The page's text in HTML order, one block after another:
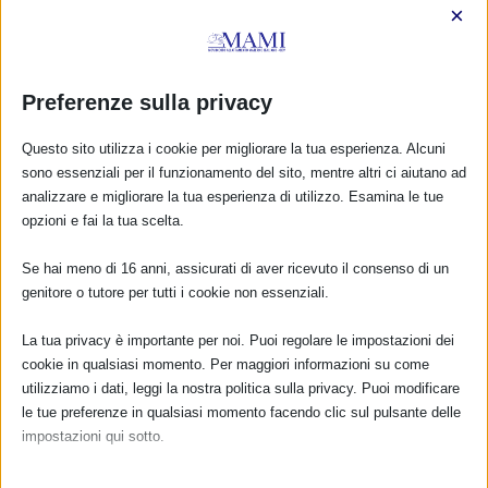
nell’infanzia (“Maneggiare con cura” e “Affy
nell’ambito delle azioni del Programma
Prevenzione.
Anche per questa edizione della #SAM2023, i
punti di forza delle iniziative sono stati il
coinvolgimento della collettività e
l’opportunità di far conoscere alle neo-
iniziative presenti, con l’obiettivo di creare
una rete a sostegno dell’allattamento nei
luoghi e negli spazi di vita delle donne.
Preferenze sulla privacy
×
Questo sito utilizza i cookie per migliorare la tua esperienza. Alcuni
sono essenziali per il funzionamento del sito, mentre altri ci aiutano ad
analizzare e migliorare la tua esperienza di utilizzo. Esamina le tue
opzioni e fai la tua scelta.
Se hai meno di 16 anni, assicurati di aver ricevuto il consenso di un
genitore o tutore per tutti i cookie non essenziali.
La tua privacy è importante per noi. Puoi regolare le impostazioni dei
cookie in qualsiasi momento. Per maggiori informazioni su come
utilizziamo i dati, leggi la nostra politica sulla privacy. Puoi modificare
le tue preferenze in qualsiasi momento facendo clic sul pulsante delle
impostazioni qui sotto.